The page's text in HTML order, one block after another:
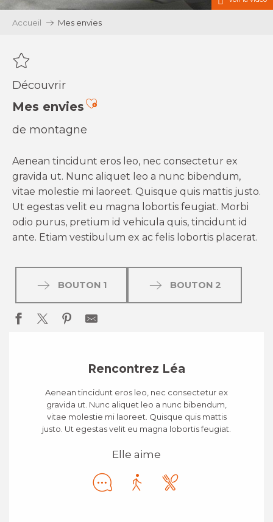
Accueil Mes envies
Découvrir
Mes enviesAjouter aux favoris
de montagne
Aenean tincidunt eros leo, nec consectetur ex
gravida ut. Nunc aliquet leo a nunc bibendum,
vitae molestie mi laoreet. Quisque quis mattis justo.
Ut egestas velit eu magna lobortis feugiat. Morbi
odio purus, pretium id vehicula quis, tincidunt id
ante. Etiam vestibulum ex ac felis lobortis placerat.
BOUTON 1 BOUTON 2
Rencontrez Léa
Aenean tincidunt eros leo, nec consectetur ex
gravida ut. Nunc aliquet leo a nunc bibendum,
vitae molestie mi laoreet. Quisque quis mattis
justo. Ut egestas velit eu magna lobortis feugiat.
Elle aime